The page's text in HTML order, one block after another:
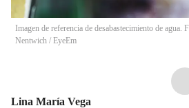
Imagen de referencia de desabastecimiento de agua.
Nentwich / EyeEm
Lina María Vega